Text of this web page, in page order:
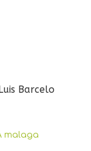
Barcelo